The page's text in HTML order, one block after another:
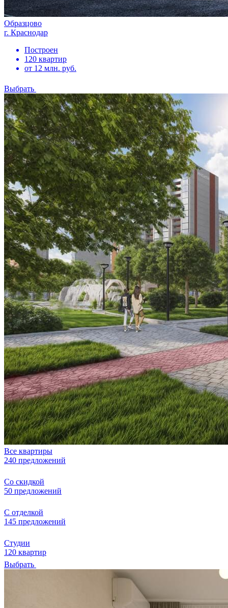
Образцово
г. Краснодар
Построен
120 квартир
от 12 млн. руб.
Выбрать
Все квартиры
240 предложений
Со скидкой
50 предложений
С отделкой
145 предложений
Студии
120 квартир
Выбрать